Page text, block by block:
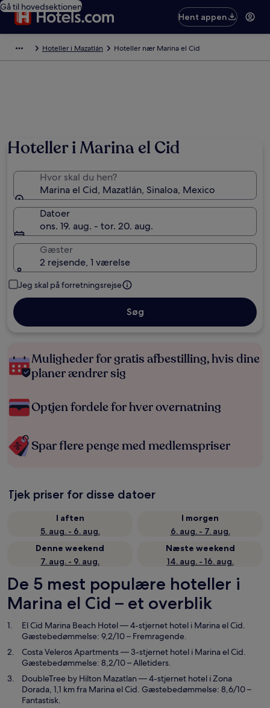
Gå til hovedsektionen
Hent appen
Hoteller i Mazatlán Hoteller nær Marina el Cid
Hoteller i Marina el Cid
Hvor skal du hen?
Marina el Cid, Mazatlán, Sinaloa, Mexico
Datoer
ons. 19. aug. - tor. 20. aug.
Gæster
2 rejsende, 1 værelse
Jeg skal på forretningsrejse
Søg
Muligheder for gratis afbestilling, hvis dine
planer ændrer sig
Optjen fordele for hver overnatning
Spar flere penge med medlemspriser
Tjek priser for disse datoer
I aften
5. aug. - 6. aug.
I morgen
6. aug. - 7. aug.
Denne weekend
7. aug. - 9. aug.
Næste weekend
14. aug. - 16. aug.
De 5 mest populære hoteller i
Marina el Cid – et overblik
El Cid Marina Beach Hotel— 4-stjernet hotel i Marina el Cid.
Gæstebedømmelse: 9,2/10 – Fremragende.
Costa Veleros Apartments— 3-stjernet hotel i Marina el Cid.
Gæstebedømmelse: 8,2/10 – Alletiders.
DoubleTree by Hilton Mazatlan— 4-stjernet hotel i Zona
Dorada, 1,1 km fra Marina el Cid. Gæstebedømmelse: 8,6/10 –
Fantastisk.